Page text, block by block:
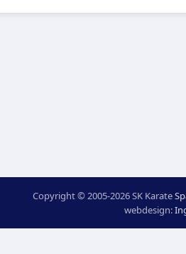
Copyright © 2005-2026 SK Karate
webdesign: